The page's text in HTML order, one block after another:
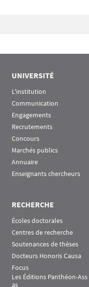
UNIVERSITÉ
L'institution
Communication
Engagements
Recrutements
Concours
Marchés publics
Annuaire
Enseignants chercheurs
RECHERCHE
Écoles doctorales
Centres de recherche
Soutenances de thèses
Docteurs Honoris Causa
Focus
Les Éditions Panthéon-Ass
as